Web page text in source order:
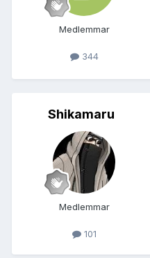
Medlemmar
344
Shikamaru
Medlemmar
101